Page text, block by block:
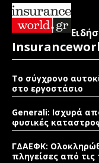
Το σύγχρονο
στο εργοστάσιο
Generali: Ισχυρά
φυσικές
ΓΔΑΕΦΚ:
πληγείσες από τις